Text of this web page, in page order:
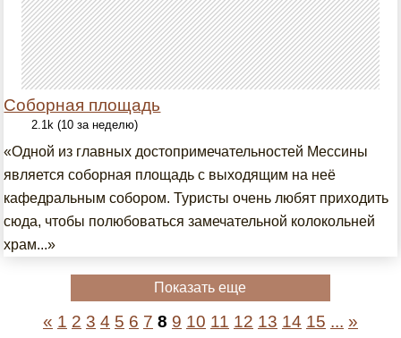
Соборная площадь
2.1k (10 за неделю)
«Одной из главных достопримечательностей Мессины
является соборная площадь с выходящим на неё
кафедральным собором. Туристы очень любят приходить
сюда, чтобы полюбоваться замечательной колокольней
храм...»
Показать еще
« 1 2 3 4 5 6 7 8 9 10 11 12 13 14 15 ... »